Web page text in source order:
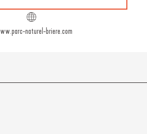
naturel-briere.com